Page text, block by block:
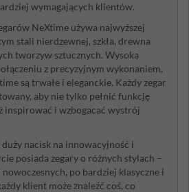
wymagających klientów.
NeXtime używa najwyższej
stali nierdzewnej, szkła, drewna
tworzyw sztucznych. Wysoka
z precyzyjnym wykonaniem,
są trwałe i eleganckie. Każdy zegar
aby nie tylko pełnić funkcję
inspirować i wzbogacać wystrój
nacisk na innowacyjność i
posiada zegary o różnych stylach –
po bardziej klasyczne i
klient może znaleźć coś, co